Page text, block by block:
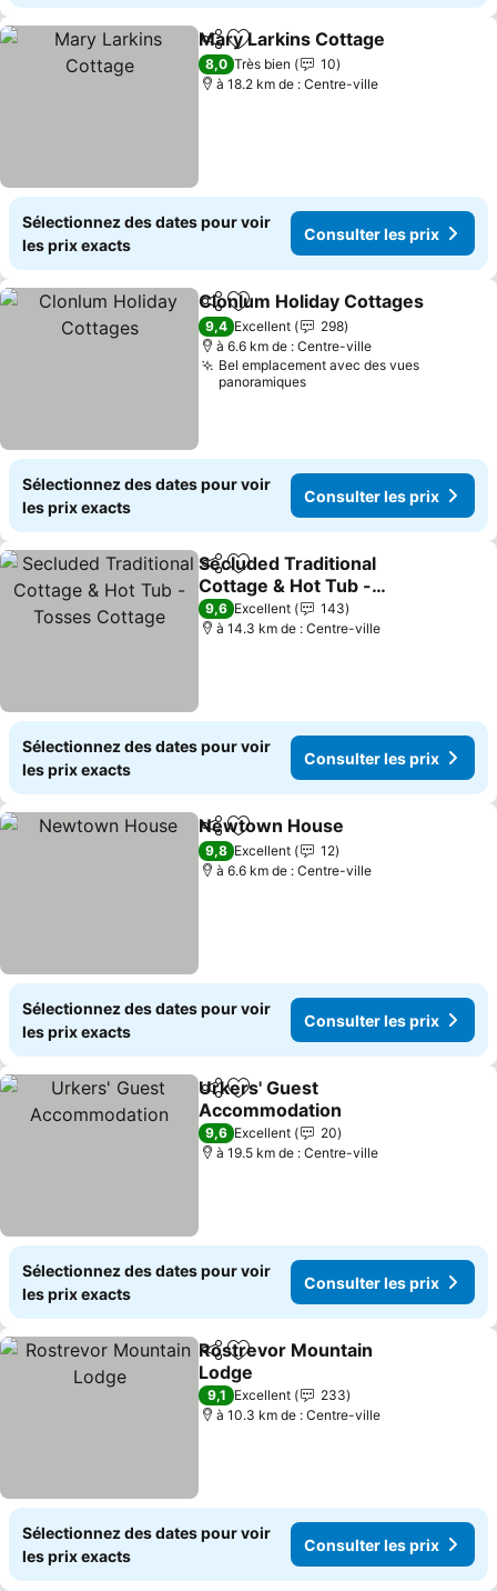
PartagerAjouter à mes favoris
Mary Larkins Cottage
8,0 Très bien
10
à 18.2 km de : Centre-ville
Sélectionnez des dates pour voir
les prix exacts
Consulter les prix
PartagerAjouter à mes favoris
Clonlum Holiday Cottages
9,4 Excellent
298
à 6.6 km de : Centre-ville
Bel emplacement avec des vues
panoramiques
Sélectionnez des dates pour voir
les prix exacts
Consulter les prix
PartagerAjouter à mes favoris
Secluded Traditional
Cottage & Hot Tub -
Tosses Cottage
9,6 Excellent
143
à 14.3 km de : Centre-ville
Sélectionnez des dates pour voir
les prix exacts
Consulter les prix
PartagerAjouter à mes favoris
Newtown House
9,8 Excellent
12
à 6.6 km de : Centre-ville
Sélectionnez des dates pour voir
les prix exacts
Consulter les prix
PartagerAjouter à mes favoris
Urkers' Guest
Accommodation
9,6 Excellent
20
à 19.5 km de : Centre-ville
Sélectionnez des dates pour voir
les prix exacts
Consulter les prix
PartagerAjouter à mes favoris
Rostrevor Mountain
Lodge
9,1 Excellent
233
à 10.3 km de : Centre-ville
Sélectionnez des dates pour voir
les prix exacts
Consulter les prix